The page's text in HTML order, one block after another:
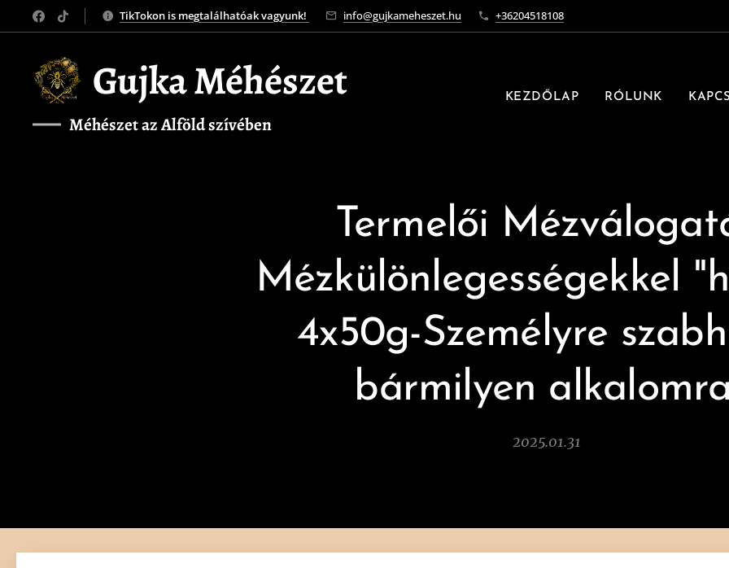
TikTokon is megtalálhatóak vagyunk! info@gujkameheszet.hu +36204518108
Gujka Méhészet
Méhészet az Alföld szívében
KEZDŐLAP RÓLUNK
Termelői
Mézkülönlegességekkel
4x50g-Személyre
bármilyen
2025.01.31